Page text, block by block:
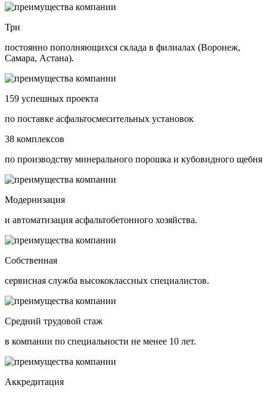
Три
постоянно пополняющихся склада в филиалах (Воронеж,
Самара, Астана).
159 успешных проекта
по поставке асфальтосмесительных установок
38 комплексов
по производству минерального порошка и кубовидного щебня
Модернизация
и автоматизация асфальтобетонного хозяйства.
Собственная
сервисная служба высококлассных специалистов.
Средний трудовой стаж
в компании по специальности не менее 10 лет.
Аккредитация